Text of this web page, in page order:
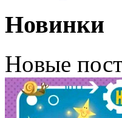
Новинки
Новые